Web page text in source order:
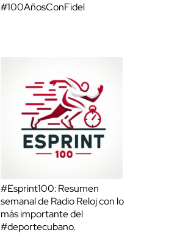
#100AñosConFidel
#Esprint100: Resumen
semanal de Radio Reloj con lo
más importante del
#deportecubano.